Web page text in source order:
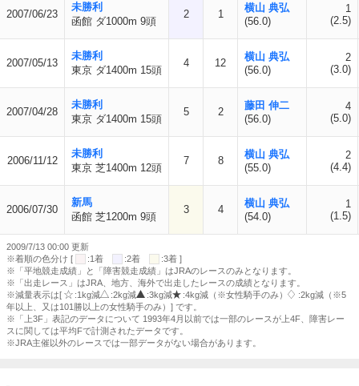
2007/06/23
未勝利
函館 ダ1000m 9頭
2 1
横山 典弘
(56.0)
1
(2.5)
2007/05/13
未勝利
東京 ダ1400m 15頭
4 12
横山 典弘
(56.0)
2
(3.0)
2007/04/28
未勝利
東京 ダ1400m 15頭
5 2
藤田 伸二
(56.0)
4
(5.0)
2006/11/12
未勝利
東京 芝1400m 12頭
7 8
横山 典弘
(55.0)
2
(4.4)
2006/07/30
新馬
函館 芝1200m 9頭
3 4
横山 典弘
(54.0)
1
(1.5)
2009/7/13 00:00 更新
※着順の色分け [
:1着 :2着
:3着 ]
※「平地競走成績」と「障害競走成績」はJRAのレースのみとなります。
※「出走レース」はJRA、地方、海外で出走したレースの成績となります。
※減量表示は[
:1kg減 :2kg減 :3kg減 :4kg減（※女性騎手のみ）
:2kg減（※5
年以上、又は101勝以上の女性騎手のみ）] です。
※「上3F」表記のデータについて 1993年4月以前では一部のレースが上4F、障害レー
スに関しては平均Fで計測されたデータです。
※JRA主催以外のレースでは一部データがない場合があります。